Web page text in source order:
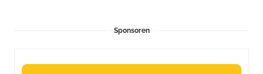
Sponsoren